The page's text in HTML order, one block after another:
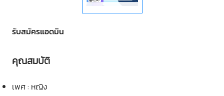
รับสมัครแอดมิน
คุณสมบัติ
เพศ : หญิง